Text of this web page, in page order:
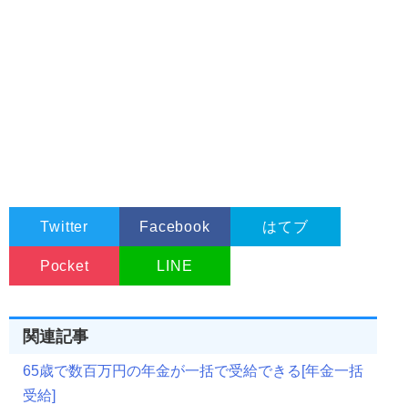
Twitter Facebook はてブ
Pocket LINE
関連記事
65歳で数百万円の年金が一括で受給できる[年金一括
受給]